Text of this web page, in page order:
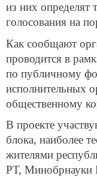
из них определят
голосования на
Как сообщают
проводится в
по публичному
исполнительных
общественному
В проекте
блока, наиболее
жителями
РТ,